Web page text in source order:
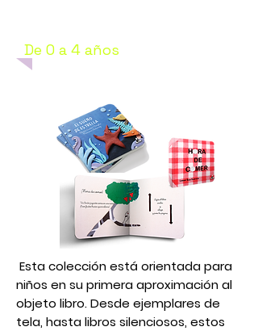
De 0 a 4 años
Esta colección está orientada para
niños en su primera aproximación al
objeto libro. Desde ejemplares de
tela, hasta libros silenciosos, estos